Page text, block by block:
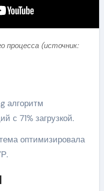
процесса (источник:
алгоритм
с 71% загрузкой.
оптимизировала